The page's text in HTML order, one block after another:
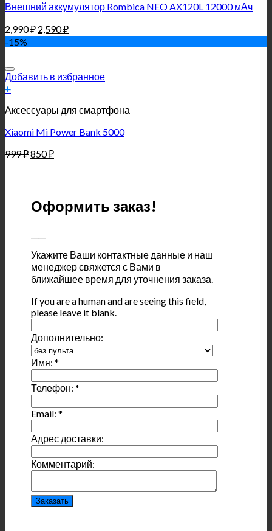
Внешний аккумулятор Rombica NEO AX120L 12000 мАч
2,990₽ 2,590₽
-15%
Добавить в избранное
+
Аксессуары для смартфона
Xiaomi Mi Power Bank 5000
999₽850₽
Оформить заказ!
Укажите Ваши контактные данные и наш
менеджер свяжется с Вами в
ближайшее время для уточнения заказа.
If you are a human and are seeing this field,
please leave it blank.
Дополнительно:
Имя:*
Телефон:*
Email:*
Адрес доставки:
Комментарий: